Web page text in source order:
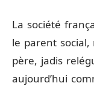
La société
le parent
père, jadis
aujourd’hui